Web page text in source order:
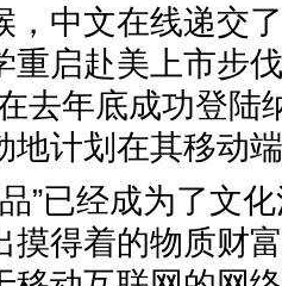
，中文在线递交
重启赴美上市步
去年底成功登陆
地计划在其移动
”已经成为了文
摸得着的物质财